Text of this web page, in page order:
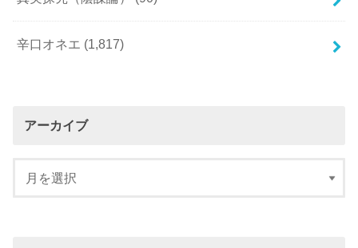
辛口オネエ (1,817)
アーカイブ